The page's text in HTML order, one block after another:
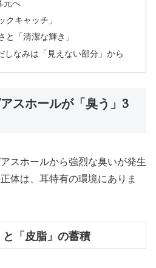
元へ
クキャッチ」
と「清潔な輝き」
しなみは「見えない部分」から
スホールが「臭う」3
スホールから強烈な臭いが発生
体は、耳特有の環境にありま
「皮脂」の蓄積